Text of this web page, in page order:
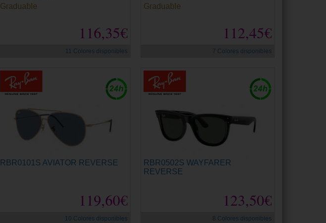
116,35€
Graduable
11 Colores disponibles
112,45€
Graduable
7 Colores disponibles
RBR0101S AVIATOR REVERSE
119,60€
10 Colores disponibles
RBR0502S WAYFARER
REVERSE
123,50€
8 Colores disponibles